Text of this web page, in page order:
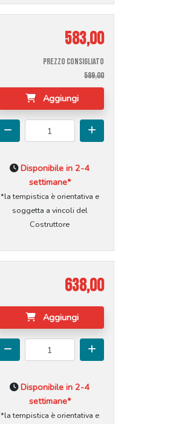
583,00
PREZZO CONSIGLIATO
589,00
Aggiungi
Disponibile in 2-4
settimane*
*la tempistica è orientativa e
soggetta a vincoli del
Costruttore
638,00
Aggiungi
Disponibile in 2-4
settimane*
*la tempistica è orientativa e